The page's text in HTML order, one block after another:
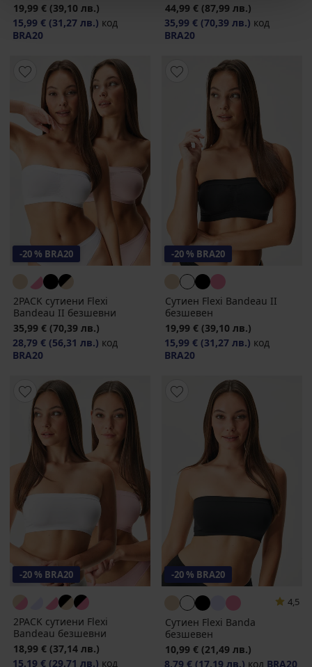
19,99 € (39,10 лв.)
15,99 € (31,27 лв.) код
BRA20
44,99 € (87,99 лв.)
35,99 € (70,39 лв.) код
BRA20
-20 % BRA20
2PACK сутиени Flexi
Bandeau II безшевни
35,99 € (70,39 лв.)
28,79 € (56,31 лв.) код
BRA20
-20 % BRA20
Сутиен Flexi Bandeau II
безшевен
19,99 € (39,10 лв.)
15,99 € (31,27 лв.) код
BRA20
-20 % BRA20
2PACK сутиени Flexi
Bandeau безшевни
18,99 € (37,14 лв.)
15,19 € (29,71 лв.) код
-20 % BRA20
4,5
Сутиен Flexi Banda
безшевен
10,99 € (21,49 лв.)
8,79 € (17,19 лв.) код BRA20